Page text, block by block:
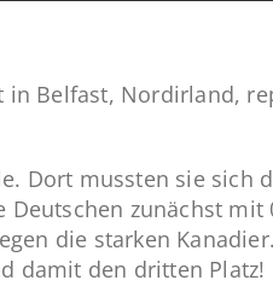
in Belfast, Nordirland,
Dort mussten sie sich
zunächst mit
die starken
damit den dritten Platz!